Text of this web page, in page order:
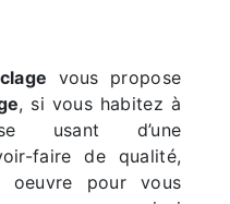
vous propose
, si vous habitez à
usant d’une
faire de qualité,
pour vous